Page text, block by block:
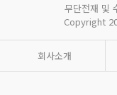
무단전재 및
Copyright
회사소개